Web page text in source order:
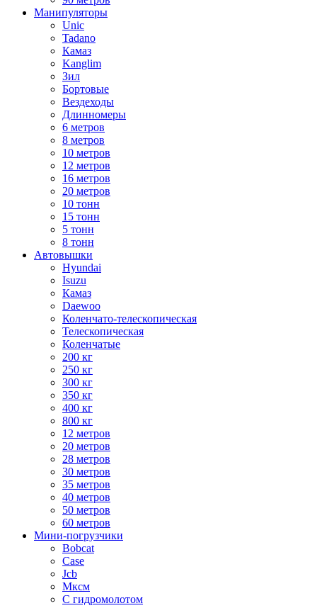
Манипуляторы
Unic
Tadano
Камаз
Kanglim
Зил
Бортовые
Вездеходы
Длинномеры
6 метров
8 метров
10 метров
12 метров
16 метров
20 метров
10 тонн
15 тонн
5 тонн
8 тонн
Автовышки
Hyundai
Isuzu
Камаз
Daewoo
Коленчато-телескопическая
Телескопическая
Коленчатые
200 кг
250 кг
300 кг
350 кг
400 кг
800 кг
12 метров
20 метров
28 метров
30 метров
35 метров
40 метров
50 метров
60 метров
Мини-погрузчики
Bobcat
Case
Jcb
Мксм
С гидромолотом